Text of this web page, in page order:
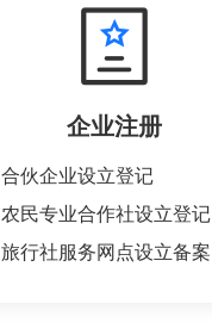
企业注册
合伙企业设立登记
农民专业合作社设立登记
旅行社服务网点设立备案